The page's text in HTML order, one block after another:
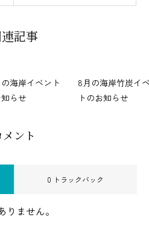
記事
の海岸イベント
らせ
8月の海岸竹炭イ
トのお知らせ
メント
0 トラックバック
ません。